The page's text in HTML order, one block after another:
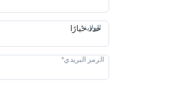
الولاية*
حدد خيارًا